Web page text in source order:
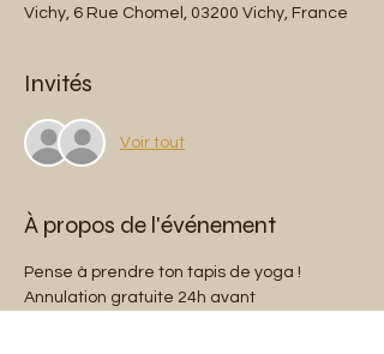
Vichy, 6 Rue Chomel, 03200 Vichy, France
Invités
Voir tout
À propos de l'événement
Pense à prendre ton tapis de yoga !
Annulation gratuite 24h avant